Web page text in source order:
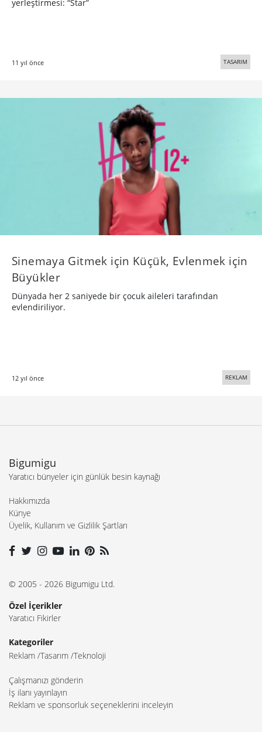
yerleştirmesi: “Star”
11 yıl önce TASARIM
Sinemaya Gitmek için Küçük, Evlenmek için
Büyükler
Dünyada her 2 saniyede bir çocuk aileleri tarafından
evlendiriliyor.
12 yıl önce REKLAM
Bigumigu
Yaratıcı bünyeler için günlük besin kaynağı
Hakkımızda
Künye
Üyelik, Kullanım ve Gizlilik Şartları
© 2005 - 2026 Bigumigu Ltd.
Özel İçerikler
Yaratıcı Fikirler
Kategoriler
Reklam Tasarım Teknoloji
Çalışmanızı gönderin
İş ilanı yayınlayın
Reklam ve sponsorluk seçeneklerini inceleyin